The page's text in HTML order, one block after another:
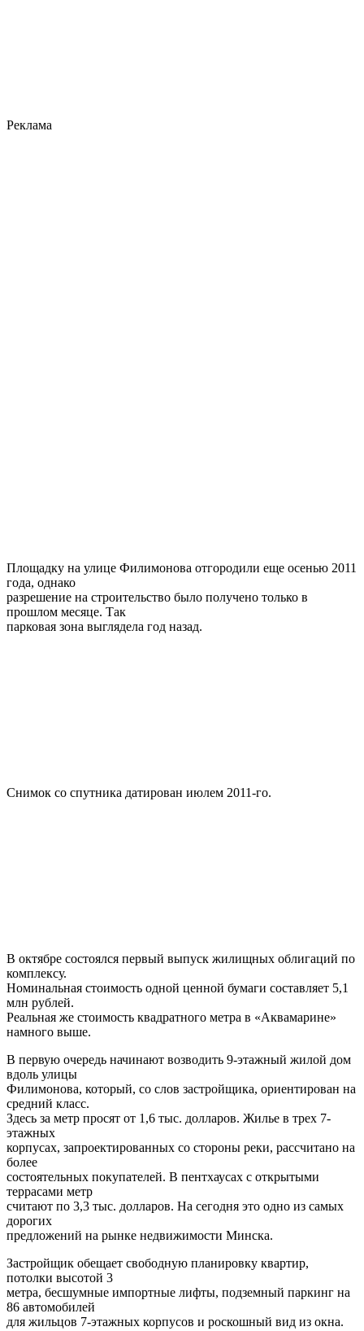
Реклама
Площадку на улице Филимонова отгородили еще осенью 2011
года, однако
разрешение на строительство было получено только в
прошлом месяце. Так
парковая зона выглядела год назад.
Снимок со спутника датирован июлем 2011-го.
В октябре состоялся первый выпуск жилищных облигаций по
комплексу.
Номинальная стоимость одной ценной бумаги составляет 5,1
млн рублей.
Реальная же стоимость квадратного метра в «Аквамарине»
намного выше.
В первую очередь начинают возводить 9-этажный жилой дом
вдоль улицы
Филимонова, который, со слов застройщика, ориентирован на
средний класс.
Здесь за метр просят от 1,6 тыс. долларов. Жилье в трех 7-
этажных
корпусах, запроектированных со стороны реки, рассчитано на
более
состоятельных покупателей. В пентхаусах с открытыми
террасами метр
считают по 3,3 тыс. долларов. На сегодня это одно из самых
дорогих
предложений на рынке недвижимости Минска.
Застройщик обещает свободную планировку квартир,
потолки высотой 3
метра, бесшумные импортные лифты, подземный паркинг на
86 автомобилей
для жильцов 7-этажных корпусов и роскошный вид из окна.